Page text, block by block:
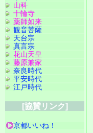
山科
十輪寺
薬師如来
観音菩薩
天台宗
真言宗
花山天皇
藤原兼家
奈良時代
平安時代
江戸時代
[協賛リンク]
京都いいね！